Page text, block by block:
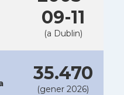
09-11
(a Dublin)
35.470
(gener 2026)